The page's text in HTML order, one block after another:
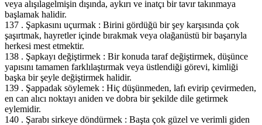
veya alışılagelmişin dışında, aykırı ve inatçı bir tavır takınmaya
başlamak halidir.
137 . Şapkasını uçurmak : Birini gördüğü bir şey karşısında çok
şaşırtmak, hayretler içinde bırakmak veya olağanüstü bir başarıyla
herkesi mest etmektir.
138 . Şapkayı değiştirmek : Bir konuda taraf değiştirmek, düşünce
yapısını tamamen farklılaştırmak veya üstlendiği görevi, kimliği
başka bir şeyle değiştirmek halidir.
139 . Şappadak söylemek : Hiç düşünmeden, lafı evirip çevirmeden,
en can alıcı noktayı aniden ve dobra bir şekilde dile getirmek
eylemidir.
140 . Şarabı sirkeye döndürmek : Başta çok güzel ve verimli giden